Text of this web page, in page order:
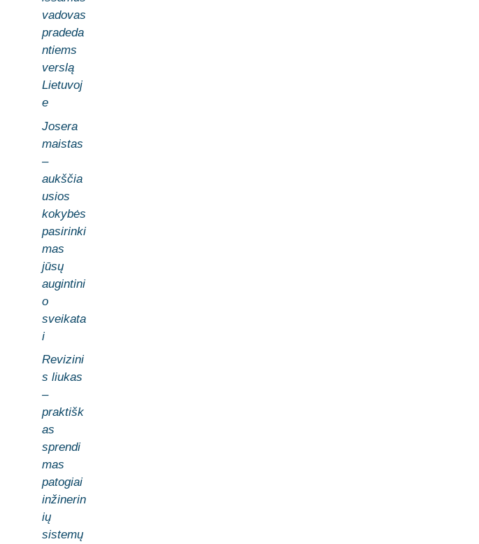
vadovas
pradeda
ntiems
verslą
Lietuvoj
e
Josera
maistas
–
aukščia
usios
kokybės
pasirinki
mas
jūsų
augintini
o
sveikata
i
Revizini
s liukas
–
praktišk
as
sprendi
mas
patogiai
inžinerin
ių
sistemų